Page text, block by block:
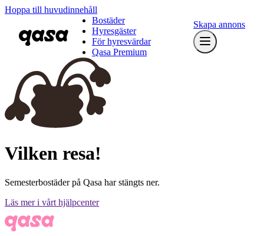
Hoppa till huvudinnehåll
Bostäder
Hyresgäster
För hyresvärdar
Qasa Premium
Skapa annons
Vilken resa!
Semesterbostäder på Qasa har stängts ner.
Läs mer i vårt hjälpcenter